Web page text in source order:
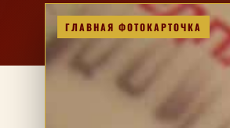
ГЛАВНАЯ ФОТОКАРТОЧКА